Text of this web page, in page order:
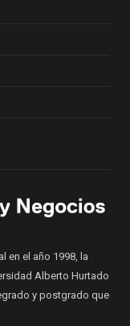
en el año 1998, la
Alberto Hurtado
y postgrado que